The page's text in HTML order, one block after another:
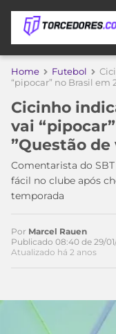
APOSTAS
DE
APOSTA
SITES
DE
APOSTAS
2026
COPA
DO
MUNDO
TIMES
MEU
TIME
Home Futebol
“pipocar” no Brasil em
Cicinho
vai
⁠”Questão de
Comentarista do
fácil no clube após
temporada
Por Marcel Rauen
Publicado 08:40 de 29/
Atualizado há 2 anos